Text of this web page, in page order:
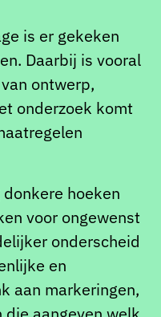
is er gekeken
Daarbij is vooral
ontwerp,
onderzoek komt
hoeken
voor ongewenst
onderscheid
en
aan markeringen,